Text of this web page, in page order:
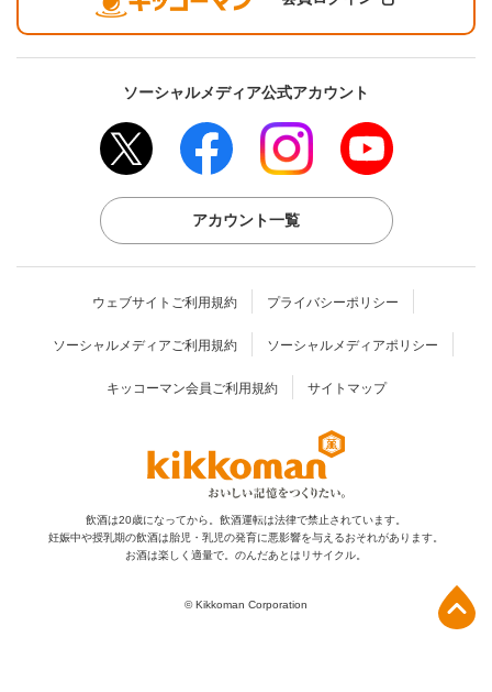
ソーシャルメディア公式アカウント
アカウント一覧
ウェブサイトご利用規約 プライバシーポリシー
ソーシャルメディアご利用規約 ソーシャルメディアポリシー
キッコーマン会員ご利用規約 サイトマップ
飲酒は20歳になってから。飲酒運転は法律で禁止されています。
妊娠中や授乳期の飲酒は胎児・乳児の発育に悪影響を与えるおそれがあります。
お酒は楽しく適量で。のんだあとはリサイクル。
© Kikkoman Corporation